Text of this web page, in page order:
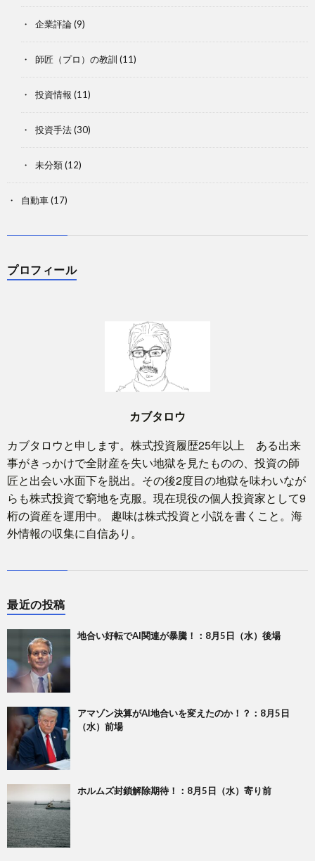
企業評論(9)
師匠（プロ）の教訓 (11)
投資情報 (11)
投資手法(30)
未分類(12)
自動車(17)
プロフィール
カブタロウ
カブタロウと申します。株式投資履歴25年以上 ある出来
事がきっかけで全財産を失い地獄を見たものの、投資の師
匠と出会い水面下を脱出。その後2度目の地獄を味わいなが
らも株式投資で窮地を克服。現在現役の個人投資家として9
桁の資産を運用中。 趣味は株式投資と小説を書くこと。海
外情報の収集に自信あり。
最近の投稿
地合い好転でAI関連が暴騰！：8月5日（水）後場
アマゾン決算がAI地合いを変えたのか！？：8月5日
（水）前場
ホルムズ封鎖解除期待！：8月5日（水）寄り前